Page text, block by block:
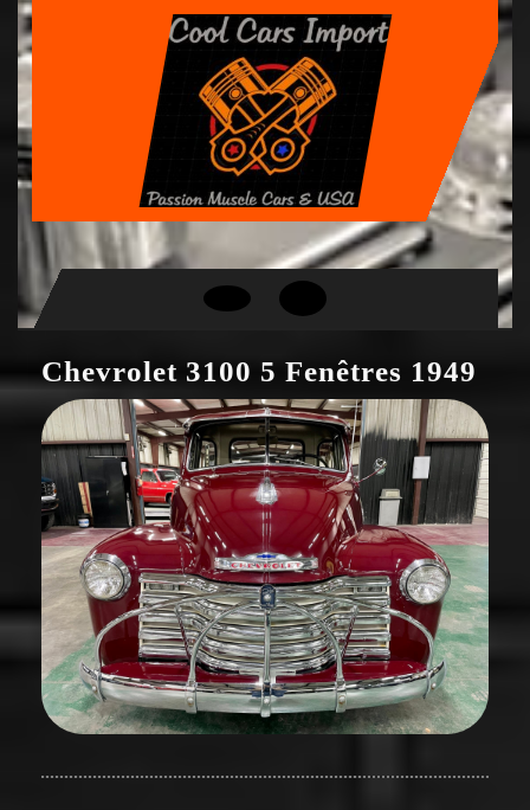
Skip
to
content
Open
Chevrolet 3100 5 Fenêtres 1949